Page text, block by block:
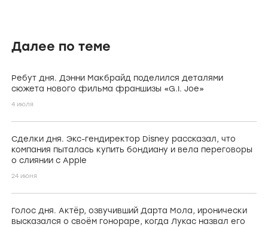
Далее по теме
Ребут дня. Дэнни Макбрайд поделился деталями
сюжета нового фильма франшизы «G.I. Joe»
4 июля
Сделки дня. Экс-гендиректор Disney рассказал, что
компания пыталась купить бондиану и вела переговоры
о слиянии с Apple
24 июня
Голос дня. Актёр, озвучивший Дарта Мола, иронически
высказался о своём гонораре, когда Лукас назвал его